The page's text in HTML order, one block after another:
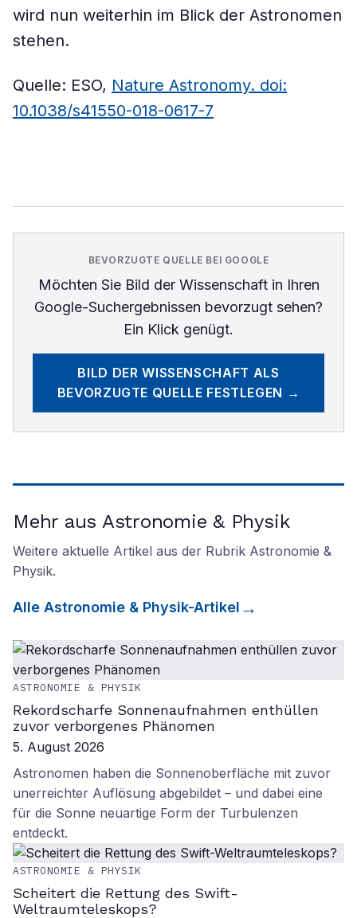
wird nun weiterhin im Blick der Astronomen
stehen.
Quelle: ESO, Nature Astronomy. doi:
10.1038/s41550-018-0617-7
BEVORZUGTE QUELLE BEI GOOGLE
Möchten Sie Bild der Wissenschaftin Ihren
Google-Suchergebnissen bevorzugt sehen?
Ein Klick genügt.
BILD DER WISSENSCHAFT ALS
BEVORZUGTE QUELLE FESTLEGEN →
Mehr aus Astronomie & Physik
Weitere aktuelle Artikel aus der Rubrik Astronomie &
Physik.
Alle Astronomie & Physik-Artikel
ASTRONOMIE & PHYSIK
Rekordscharfe Sonnenaufnahmen enthüllen
zuvor verborgenes Phänomen
5. August 2026
Astronomen haben die Sonnenoberfläche mit zuvor
unerreichter Auflösung abgebildet – und dabei eine
für die Sonne neuartige Form der Turbulenzen
entdeckt.
ASTRONOMIE & PHYSIK
Scheitert die Rettung des Swift-
Weltraumteleskops?